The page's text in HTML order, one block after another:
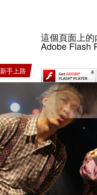
這個頁面上
Adobe Flash
新手上路